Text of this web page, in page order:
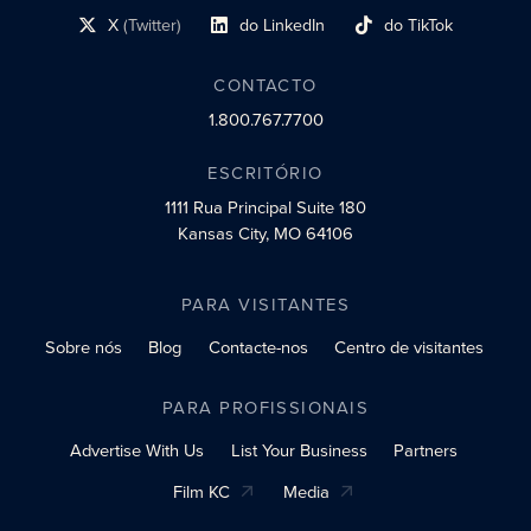
Link do perfil social
X(Twitter) Link do perfil social
do LinkedIn Link do perfil social
do TikTok
CONTACTO
1.800.767.7700
ESCRITÓRIO
1111 Rua PrincipalSuite 180
Kansas City, MO 64106
PARA VISITANTES
Sobre nós
Blog Contacte-nos Centro de visitantes
PARA PROFISSIONAIS
Advertise With Us
List Your Business
Partners
Film KC
Media